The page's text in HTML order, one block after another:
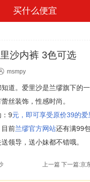
买什么便宜
沙内裤 3色可选
msmpy
道。爱里沙是兰缪旗下的
丝装饰，性感时尚。
9元，即可享受原价39的爱
目前兰缪官方网站还有满99
领导，送小妹都不错哦。
上一篇 下一篇: